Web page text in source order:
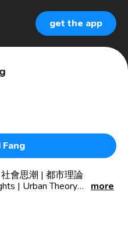
get the app
Fang
會思潮 | 都市理論
| Urban Theory
more